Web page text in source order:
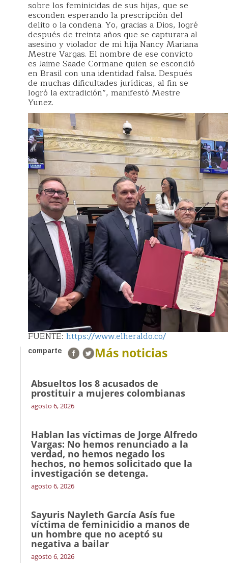
sobre los feminicidas de sus hijas, que se
esconden esperando la prescripción del
delito o la condena. Yo, gracias a Dios, logré
después de treinta años que se capturara al
asesino y violador de mi hija Nancy Mariana
Mestre Vargas. El nombre de ese convicto
es Jaime Saade Cormane quien se escondió
en Brasil con una identidad falsa. Después
de muchas dificultades jurídicas, al fin se
logró la extradición”, manifestó Mestre
Yunez.
FUENTE:https://www.elheraldo.co/
comparte Más noticias
Absueltos los 8 acusados de
prostituir a mujeres colombianas
agosto 6, 2026
Hablan las víctimas de Jorge Alfredo
Vargas: No hemos renunciado a la
verdad, no hemos negado los
hechos, no hemos solicitado que la
investigación se detenga.
agosto 6, 2026
Sayuris Nayleth García Asís fue
víctima de feminicidio a manos de
un hombre que no aceptó su
negativa a bailar
agosto 6, 2026